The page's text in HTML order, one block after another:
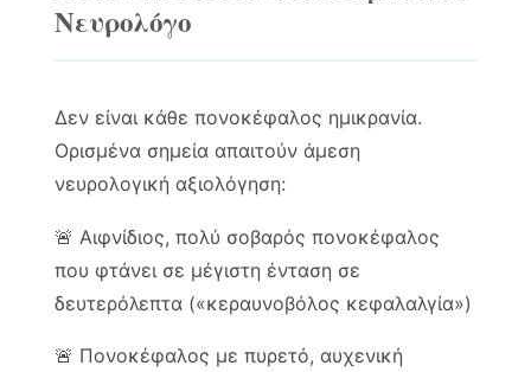
Νευρολόγο
Δεν είναι κάθε πονοκέφαλος ημικρανία.
Ορισμένα σημεία απαιτούν άμεση
νευρολογική αξιολόγηση:
🚨 Αιφνίδιος, πολύ σοβαρός πονοκέφαλος
που φτάνει σε μέγιστη ένταση σε
δευτερόλεπτα («κεραυνοβόλος κεφαλαλγία»)
🚨 Πονοκέφαλος με πυρετό, αυχενική